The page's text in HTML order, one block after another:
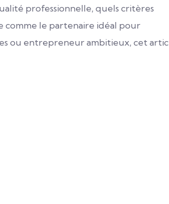
professionnelle, quels critères
comme le partenaire idéal pour
ou entrepreneur ambitieux, cet